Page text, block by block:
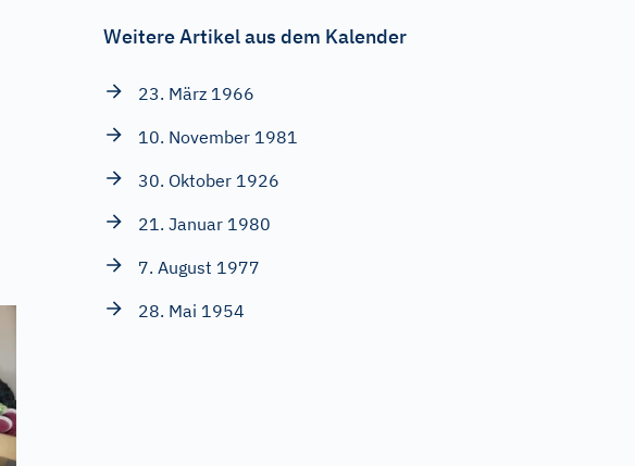
Weitere Artikel aus dem Kalender
23. März 1966
10. November 1981
30. Oktober 1926
21. Januar 1980
7. August 1977
28. Mai 1954